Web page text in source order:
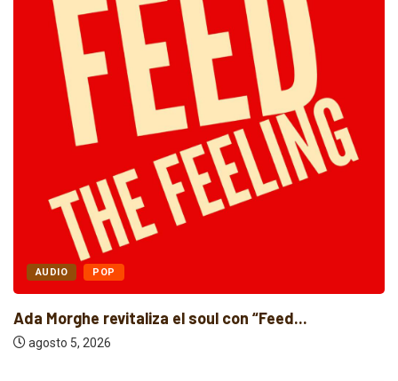
AUDIO POP
Ada Morghe revitaliza el soul con “Feed...
agosto 5, 2026